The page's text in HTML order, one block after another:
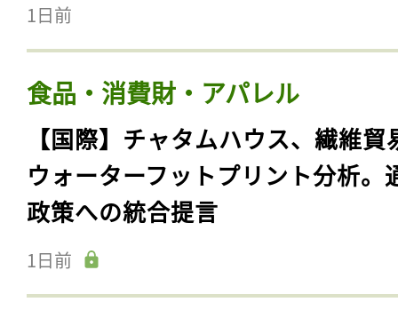
1日前
食品・消費財・アパレル
【国際】チャタムハウス、繊維貿
ウォーターフットプリント分析。
政策への統合提言
1日前